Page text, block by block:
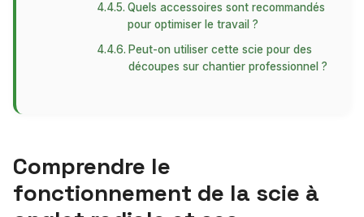
Quels accessoires sont recommandés
pour optimiser le travail ?
Peut-on utiliser cette scie pour des
découpes sur chantier professionnel ?
Comprendre le
fonctionnement de la scie à